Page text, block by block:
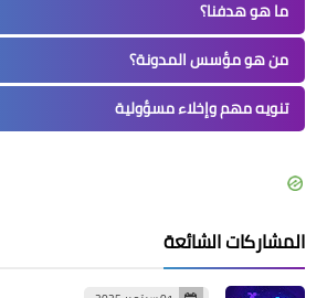
ما هو هدفنا؟
من هو مؤسس المدونة؟
تنويه مهم وإخلاء مسؤولية
المشاركات الشائعة